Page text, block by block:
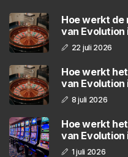
Hoe werkt de
van Evolution
22 juli 2026
Hoe werkt
van Evolution
8 juli 2026
Hoe werkt
van Evolution
1 juli 2026